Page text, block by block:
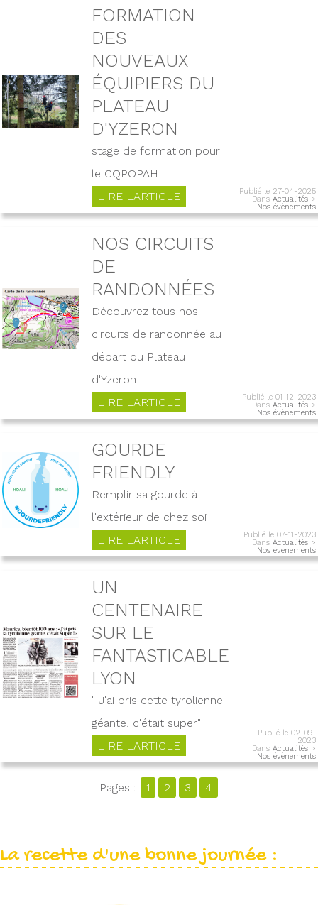
FORMATION
DES
NOUVEAUX
ÉQUIPIERS DU
PLATEAU
D'YZERON
stage de formation pour
le CQPOPAH
LIRE L'ARTICLE
Publié le 27-04-2025
Dans Actualités >
Nos évènements
NOS CIRCUITS
DE
RANDONNÉES
Découvrez tous nos
circuits de randonnée au
départ du Plateau
d'Yzeron
LIRE L'ARTICLE
Publié le 01-12-2023
Dans Actualités >
Nos évènements
GOURDE
FRIENDLY
Remplir sa gourde à
l'extérieur de chez soi
LIRE L'ARTICLE
Publié le 07-11-2023
Dans Actualités >
Nos évènements
UN
CENTENAIRE
SUR LE
FANTASTICABLE
LYON
" J'ai pris cette tyrolienne
géante, c'était super"
LIRE L'ARTICLE
Publié le 02-09-
2023
Dans Actualités >
Nos évènements
Pages : 1 2 3 4
La recette d'une bonne journée :